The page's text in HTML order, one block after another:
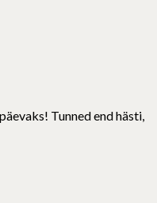
Tunned end hästi,